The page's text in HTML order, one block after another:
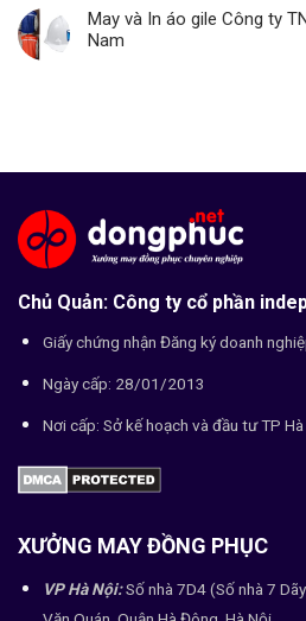
May và In áo gile Công ty
Nam
Chủ Quản: Công ty cổ phần
Giấy chứng nhận Đăng ký doanh
Ngày cấp: 28/01/2013
Nơi cấp: Sở kế hoạch và đầu tư TP
XƯỞNG MAY ĐỒNG PHỤC
VP Hà Nội:Số nhà 7D4 (Số nhà 7